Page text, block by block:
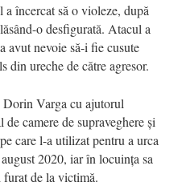
încercat să o violeze, după
o desfigurată. Atacul a
avut nevoie să-i fie cusute
din ureche de către agresor.
Varga cu ajutorul
camere de supraveghere și
care l-a utilizat pentru a urca
2020, iar în locuința sa
de la victimă.